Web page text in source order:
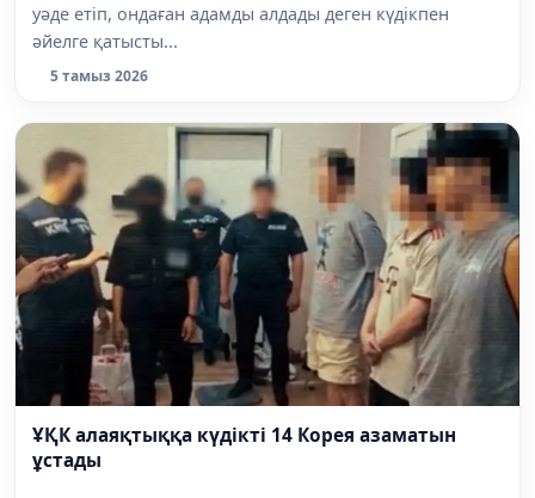
уәде етіп, ондаған адамды алдады деген күдікпен
әйелге қатысты...
5 тамыз 2026
ҰҚК алаяқтыққа күдікті 14 Корея азаматын
ұстады